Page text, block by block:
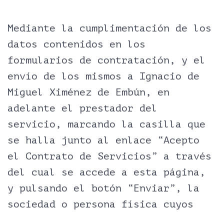
Mediante la cumplimentación de los
datos contenidos en los
formularios de contratación, y el
envío de los mismos a Ignacio de
Miguel Ximénez de Embún, en
adelante el prestador del
servicio, marcando la casilla que
se halla junto al enlace “Acepto
el Contrato de Servicios” a través
del cual se accede a esta página,
y pulsando el botón “Enviar”, la
sociedad o persona física cuyos